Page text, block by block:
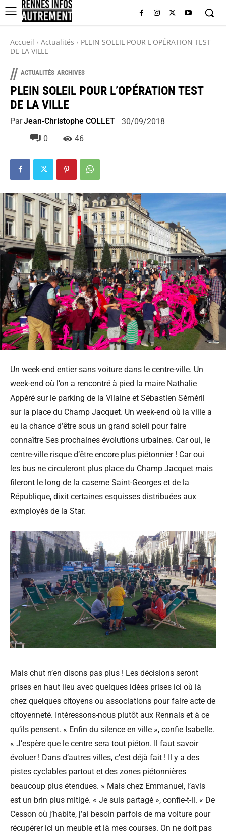
Accueil Actualités
PLEIN SOLEIL POUR L'OPÉRATION TEST
DE LA VILLE
// ACTUALITÉS ARCHIVES
PLEIN SOLEIL POUR L’OPÉRATION TEST
DE LA VILLE
ParJean-Christophe COLLET
30/09/2018
0
46
Un week-end entier sans voiture dans le centre-ville. Un
week-end où l’on a rencontré à pied la maire Nathalie
Appéré sur le parking de la Vilaine et Sébastien Séméril
sur la place du Champ Jacquet. Un week-end où la ville a
eu la chance d’être sous un grand soleil pour faire
connaître Ses prochaines évolutions urbaines. Car oui, le
centre-ville risque d’être encore plus piétonnier ! Car oui
les bus ne circuleront plus place du Champ Jacquet mais
fileront le long de la caserne Saint-Georges et de la
République, dixit certaines esquisses distribuées aux
exmployés de la Star.
Mais chut n’en disons pas plus ! Les décisions seront
prises en haut lieu avec quelques idées prises ici où là
chez quelques citoyens ou associations pour faire acte de
citoyenneté. Intéressons-nous plutôt aux Rennais et à ce
qu’ils pensent. « Enfin du silence en ville », confie Isabelle.
« J’espère que le centre sera tout piéton. Il faut savoir
évoluer ! Dans d’autres villes, c’est déjà fait ! Il y a des
pistes cyclables partout et des zones piétonnières
beaucoup plus étendues. » Mais chez Emmanuel, l’avis
est un brin plus mitigé. « Je suis partagé », confie-t-il. « De
Cesson où j’habite, j’ai besoin parfois de ma voiture pour
récupérer ici un meuble et là mes courses. On ne doit pas